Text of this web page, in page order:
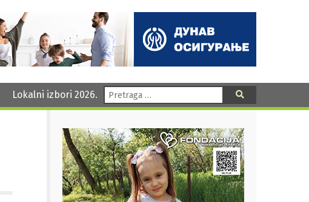
Lokalni izbori 2026. Pretraga: